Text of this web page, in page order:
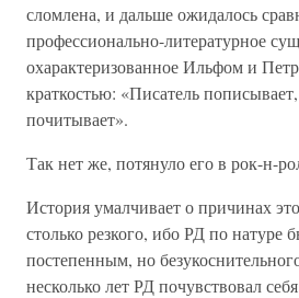
сломлена, и дальше ожидалось
профессионально-литературное
охарактеризованное Ильфом и
краткостью: «Писатель
почитывает».
Так нет же, потянуло его в рок-н-
История умалчивает о причинах
столько резкого, ибо РД по натуре
постепенным, но
несколько лет РД почувствовал